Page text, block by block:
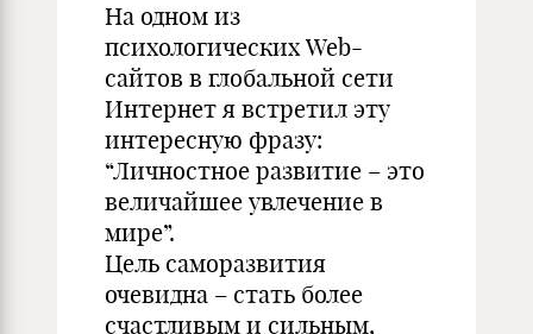
На одном из
психологических Web-
сайтов в глобальной сети
Интернет я встретил эту
интересную фразу:
“Личностное развитие – это
величайшее увлечение в
мире”.
Цель саморазвития
очевидна – стать более
счастливым и сильным,